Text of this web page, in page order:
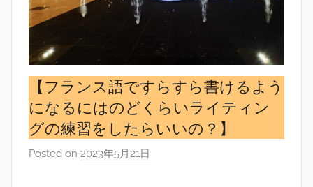
【フランス語ですらすら書けるよう
になるにはのどくらいライティン
グの練習をしたらいいの？】
Posted on 2023年5月21日